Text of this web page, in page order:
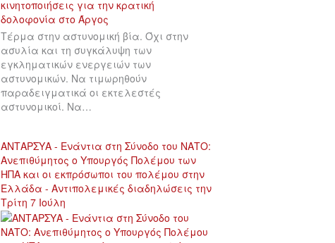
Τέρμα στην αστυνομική βία. Όχι στην
ασυλία και τη συγκάλυψη των
εγκληματικών ενεργειών των
αστυνομικών. Να τιμωρηθούν
παραδειγματικά οι εκτελεστές
αστυνομικοί. Να…
ΑΝΤΑΡΣΥΑ - Ενάντια στη Σύνοδο του ΝΑΤΟ:
Ανεπιθύμητος ο Υπουργός Πολέμου των
ΗΠΑ και οι εκπρόσωποι του πολέμου στην
Ελλάδα - Αντιπολεμικές διαδηλώσεις την
Τρίτη 7 Ιούλη